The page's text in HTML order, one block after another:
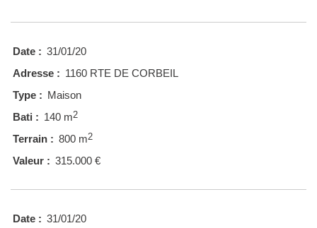
Date : 31/01/20
Adresse : 1160 RTE DE CORBEIL
Type : Maison
Bati : 140 m2
Terrain : 800 m2
Valeur : 315.000 €
Date : 31/01/20